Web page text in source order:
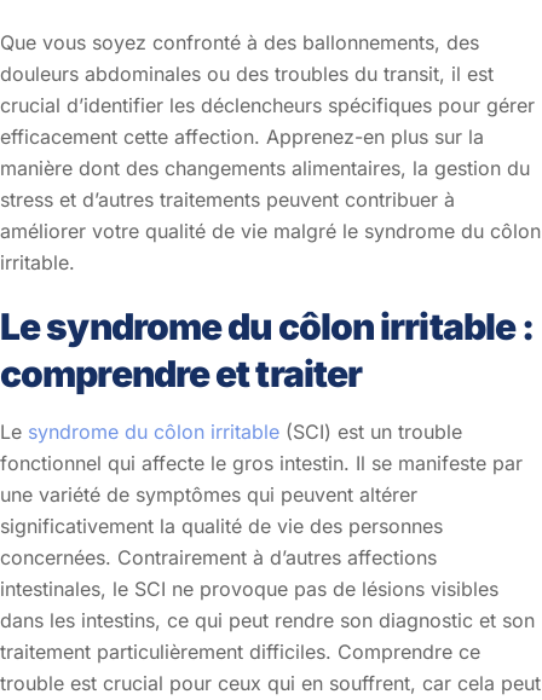
Que vous soyez confronté à des ballonnements, des
douleurs abdominales ou des troubles du transit, il est
crucial d’identifier les déclencheurs spécifiques pour gérer
efficacement cette affection. Apprenez-en plus sur la
manière dont des changements alimentaires, la gestion du
stress et d’autres traitements peuvent contribuer à
améliorer votre qualité de vie malgré le syndrome du côlon
irritable.
Le syndrome du côlon irritable :
comprendre et traiter
Le syndrome du côlon irritable (SCI) est un trouble
fonctionnel qui affecte le gros intestin. Il se manifeste par
une variété de symptômes qui peuvent altérer
significativement la qualité de vie des personnes
concernées. Contrairement à d’autres affections
intestinales, le SCI ne provoque pas de lésions visibles
dans les intestins, ce qui peut rendre son diagnostic et son
traitement particulièrement difficiles. Comprendre ce
trouble est crucial pour ceux qui en souffrent, car cela peut